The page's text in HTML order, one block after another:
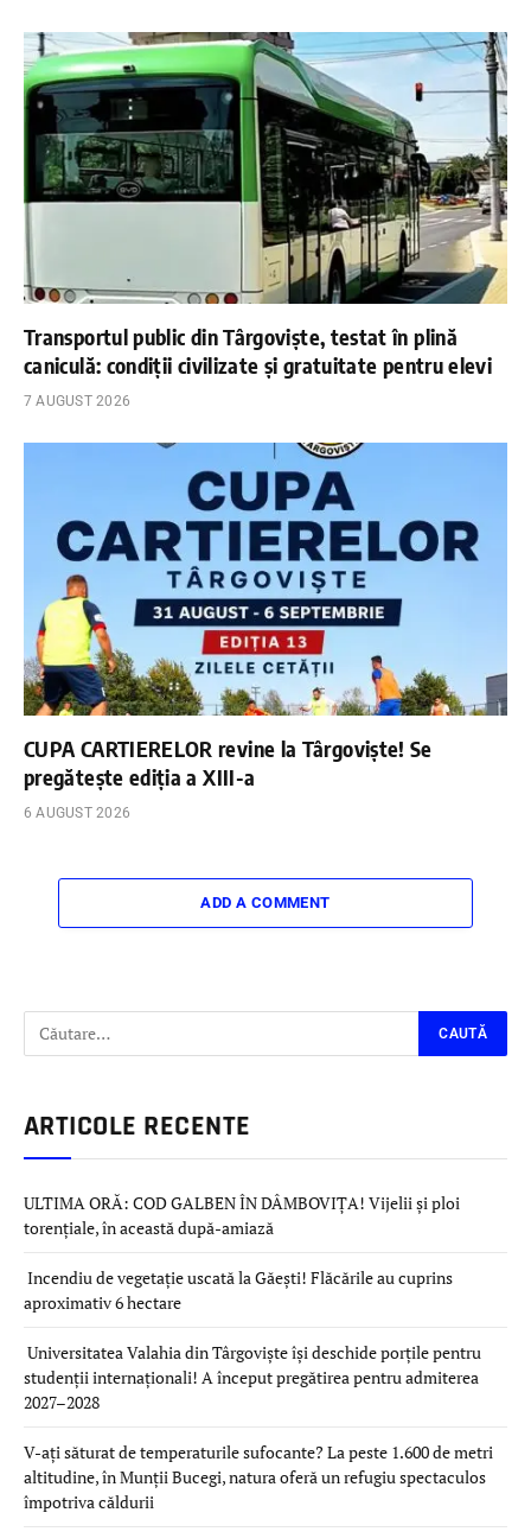
Transportul public din Târgoviște, testat în plină
caniculă: condiții civilizate și gratuitate pentru elevi
7 AUGUST 2026
CUPA CARTIERELOR revine la Târgoviște! Se
pregătește ediția a XIII-a
6 AUGUST 2026
ADD A COMMENT
ARTICOLE RECENTE
ULTIMA ORĂ: COD GALBEN ÎN DÂMBOVIȚA! Vijelii și ploi
torențiale, în această după-amiază
Incendiu de vegetație uscată la Găești! Flăcările au cuprins
aproximativ 6 hectare
Universitatea Valahia din Târgoviște își deschide porțile pentru
studenții internaționali! A început pregătirea pentru admiterea
2027–2028
V-ați săturat de temperaturile sufocante? La peste 1.600 de metri
altitudine, în Munții Bucegi, natura oferă un refugiu spectaculos
împotriva căldurii